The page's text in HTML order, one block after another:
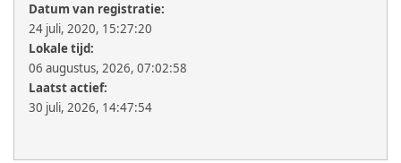
Datum van registratie:
24 juli, 2020, 15:27:20
Lokale tijd:
06 augustus, 2026, 07:02:58
Laatst actief:
30 juli, 2026, 14:47:54